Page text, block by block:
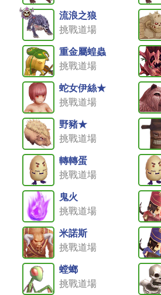
流浪之狼
挑戰道場
重金屬蝗蟲
挑戰道場
蛇女伊絲★
挑戰道場
野豬★
挑戰道場
轉轉蛋
挑戰道場
鬼火
挑戰道場
米諾斯
挑戰道場
螳螂
挑戰道場